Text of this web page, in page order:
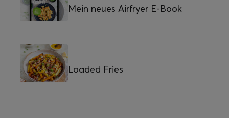
Mein neues Airfryer E-Book
Loaded Fries